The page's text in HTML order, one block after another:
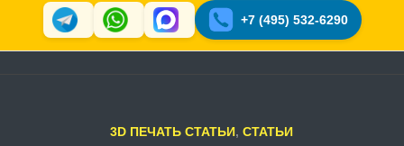
+7 (495) 532-6290
3D ПЕЧАТЬ СТАТЬИ,СТАТЬИ